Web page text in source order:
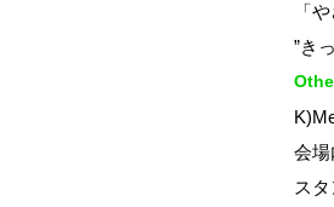
「
”き
会場
ス